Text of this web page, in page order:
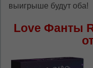
выигрыше будут оба!
Love Фанты